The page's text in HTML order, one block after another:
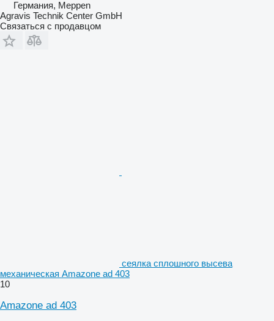
Германия, Meppen
Agravis Technik Center GmbH
Связаться с продавцом
сеялка сплошного высева
механическая Amazone ad 403
10
Amazone ad 403